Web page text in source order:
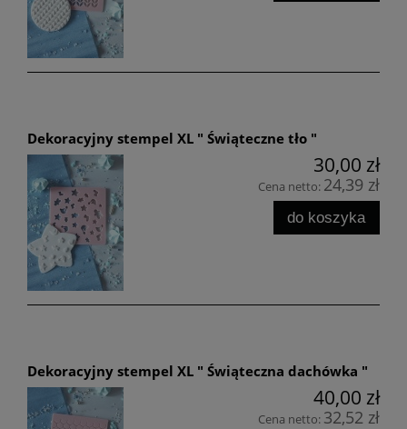
Dekoracyjny stempel XL " Świąteczne tło "
30,00 zł
Cena netto: 24,39 zł
do koszyka
Dekoracyjny stempel XL " Świąteczna dachówka "
40,00 zł
Cena netto: 32,52 zł